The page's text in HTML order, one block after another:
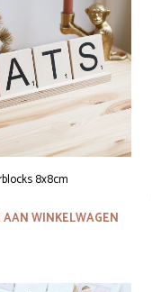
8x8cm
WINKELWAGEN